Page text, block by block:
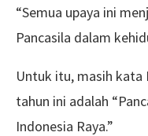
“Semua upaya ini
Pancasila dalam
Untuk itu, masih kata
tahun ini adalah
Indonesia Raya.”